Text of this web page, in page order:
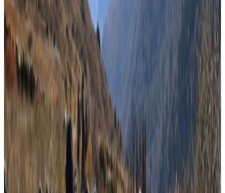
काठमाडौं । सरकारले घोषणा गरेको फागुन २१ गतेको निर्वाचनमा
सहभागी हुन प्रमुख राजनीतिक दलहरु तयार देखिएका छन् । शनिबार
प्रधानमन्त्री सुशीला कार्कीले बालुवाटारमा बोलाएको बैठकमा प्रमुख
तीन दलका शीर्ष नेताहरुले निर्वाचनमा जाने प्रतिबद्धता व्यक्त
गर्नुभएको हो ।